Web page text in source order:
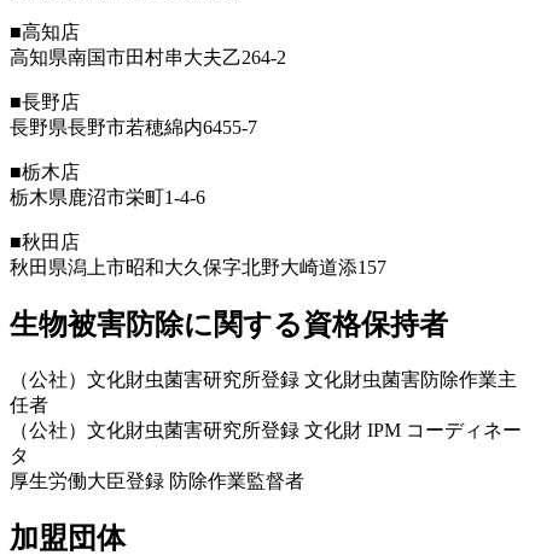
■高知店
高知県南国市田村串大夫乙264-2
■長野店
長野県長野市若穂綿内6455-7
■栃木店
栃木県鹿沼市栄町1-4-6
■秋田店
秋田県潟上市昭和大久保字北野大崎道添157
生物被害防除に関する資格保持者
（公社）文化財虫菌害研究所登録 文化財虫菌害防除作業主
任者
（公社）文化財虫菌害研究所登録 文化財 IPM コーディネー
タ
厚生労働大臣登録 防除作業監督者
加盟団体